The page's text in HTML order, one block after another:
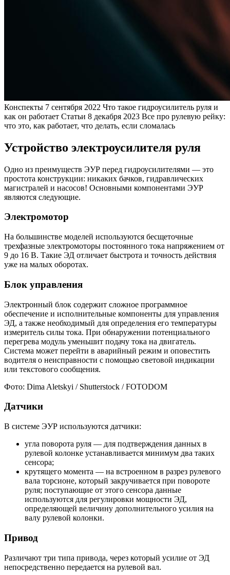
Конспекты 7 сентября 2022 Что такое гидроусилитель руля и
как он работает Статьи 8 декабря 2023 Все про рулевую рейку:
что это, как работает, что делать, если сломалась
Устройство электроусилителя руля
Одно из преимуществ ЭУР перед гидроусилителями — это
простота конструкции: никаких бачков, гидравлических
магистралей и насосов! Основными компонентами ЭУР
являются следующие.
Электромотор
На большинстве моделей используются бесщеточные
трехфазные электромоторы постоянного тока напряжением от
9 до 16 В. Такие ЭД отличает быстрота и точность действия
уже на малых оборотах.
Блок управления
Электронный блок содержит сложное программное
обеспечение и исполнительные компоненты для управления
ЭД, а также необходимый для определения его температуры
измеритель силы тока. При обнаружении потенциального
перегрева модуль уменьшит подачу тока на двигатель.
Система может перейти в аварийный режим и оповестить
водителя о неисправности с помощью световой индикации
или текстового сообщения.
Фото: Dima Aletskyi / Shutterstock / FOTODOM
Датчики
В системе ЭУР используются датчики:
угла поворота руля — для подтверждения данных в
рулевой колонке устанавливается минимум два таких
сенсора;
крутящего момента — на встроенном в разрез рулевого
вала торсионе, который закручивается при повороте
руля; поступающие от этого сенсора данные
используются для регулировки мощности ЭД,
определяющей величину дополнительного усилия на
валу рулевой колонки.
Привод
Различают три типа привода, через который усилие от ЭД
непосредственно передается на рулевой вал.